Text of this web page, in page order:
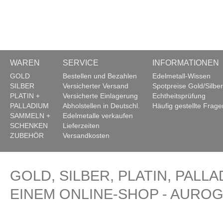
WAREN
GOLD
SILBER
PLATIN +
PALLADIUM
SAMMELN +
SCHENKEN
ZUBEHÖR
SERVICE
Bestellen und Bezahlen
Versicherter Versand
Versicherte Einlagerung
Abholstellen in Deutschl.
Edelmetalle verkaufen
Lieferzeiten
Versandkosten
INFORMATIONEN
Edelmetall-Wissen
Spotpreise Gold/Silber
Echtheitsprüfung
Häufig gestellte
GOLD, SILBER, PLATIN,
EINEM ONLINE-SHOP -